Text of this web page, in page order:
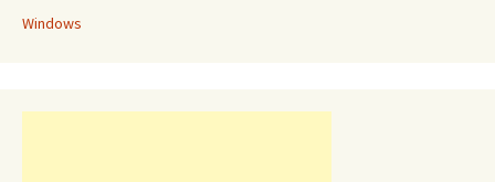
Windows